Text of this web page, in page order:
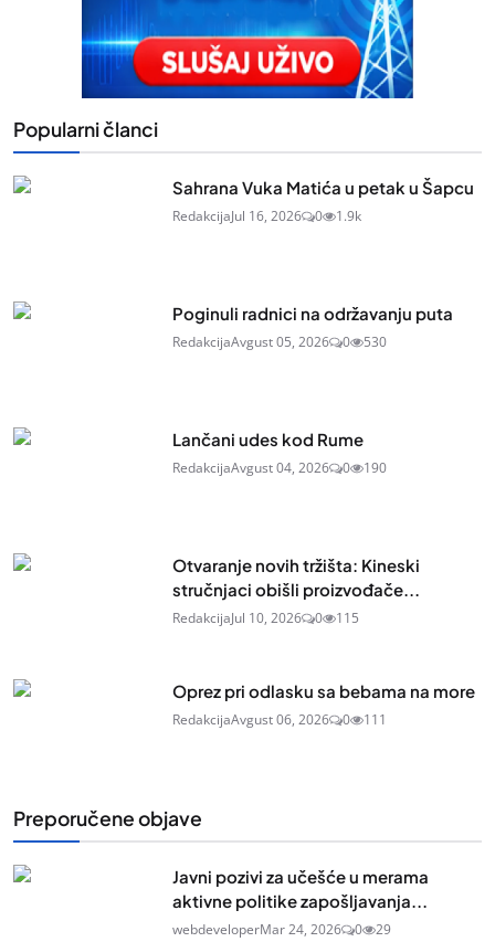
Popularni članci
Sahrana Vuka Matića u petak u Šapcu
RedakcijaJul 16, 2026 0 1.9k
Poginuli radnici na održavanju puta
RedakcijaAvgust 05, 2026 0 530
Lančani udes kod Rume
RedakcijaAvgust 04, 2026 0 190
Otvaranje novih tržišta: Kineski
stručnjaci obišli proizvođače...
RedakcijaJul 10, 2026 0 115
Oprez pri odlasku sa bebama na more
RedakcijaAvgust 06, 2026 0 111
Preporučene objave
Javni pozivi za učešće u merama
aktivne politike zapošljavanja...
webdeveloperMar 24, 2026 0 29